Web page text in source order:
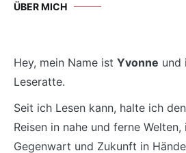
ÜBER MICH
Hey, mein Name ist Yvonne und
Leseratte.
Seit ich Lesen kann, halte ich
Reisen in nahe und ferne
Gegenwart und Zukunft in